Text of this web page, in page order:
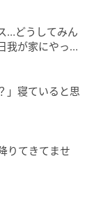
…どうしてみん
我が家にやって
」寝ていると思
りてきてませ